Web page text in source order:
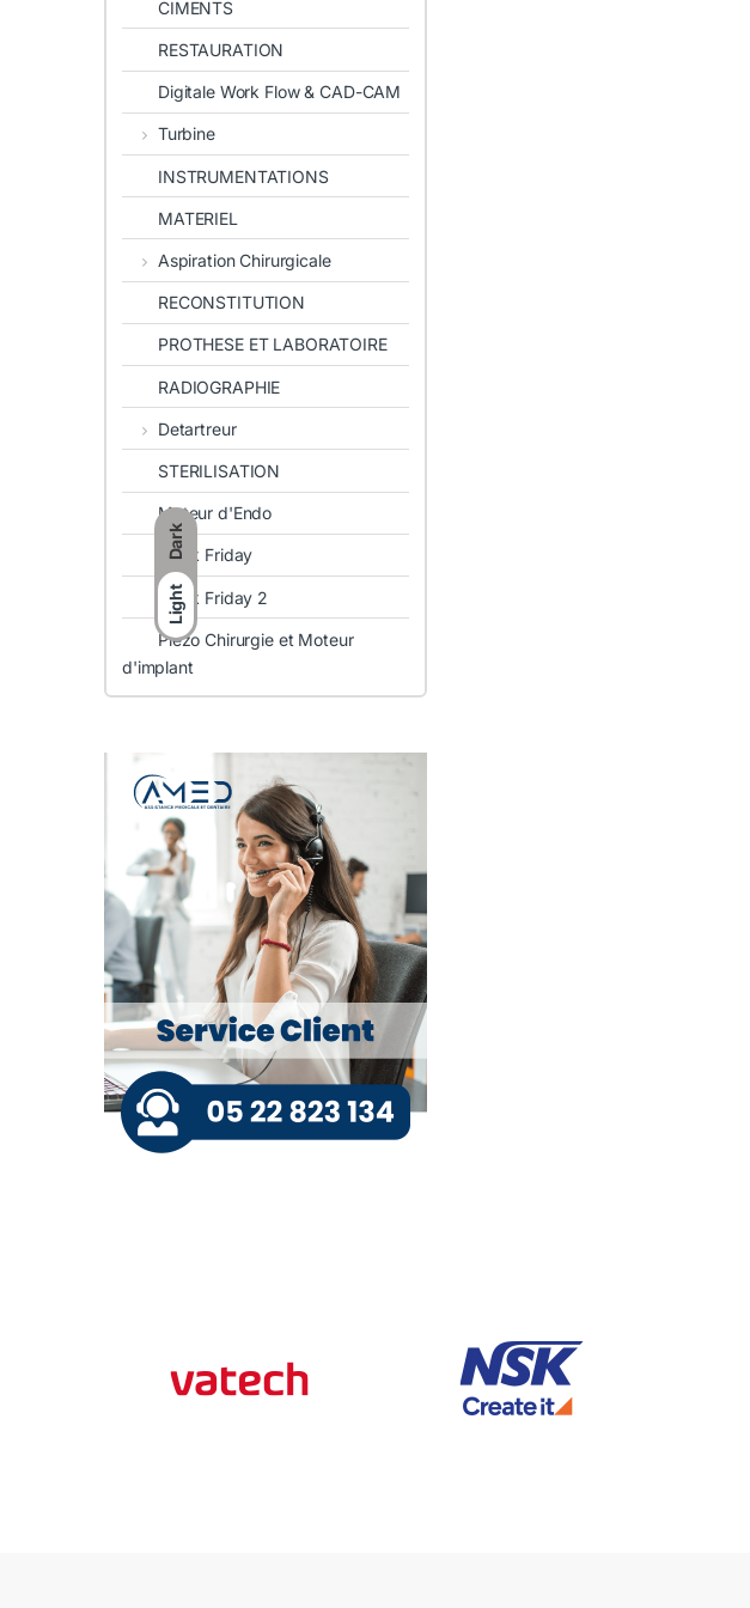
Dark
Light
CIMENTS
RESTAURATION
Digitale Work Flow & CAD-CAM
Turbine
INSTRUMENTATIONS
MATERIEL
Aspiration Chirurgicale
RECONSTITUTION
PROTHESE ET LABORATOIRE
RADIOGRAPHIE
Detartreur
STERILISATION
Moteur d'Endo
Black Friday
Black Friday 2
Piezo Chirurgie et Moteur
d'implant